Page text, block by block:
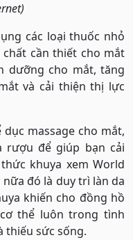
các loại thuốc nhỏ
cần thiết cho mắt
dưỡng cho mắt, tăng
và cải thiện thị lực
massage cho mắt,
rượu để giúp bạn cải
khuya xem World
đó là duy trì làn da
khiến cho đồng hồ
thể luôn trong tình
thiếu sức sống.